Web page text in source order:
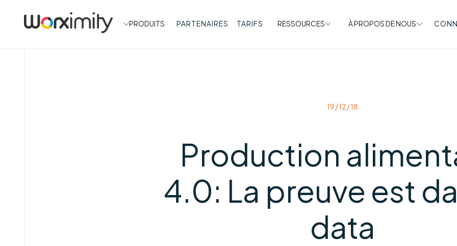
PRODUITS PARTENAIRES TARIFS RESSOURCES À PROPOS DE NOUS
19/12/18
Production
4.0: La preuve est
data